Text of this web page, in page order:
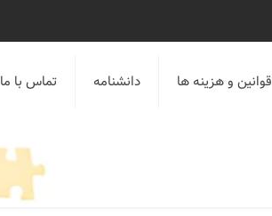
قوانین و هزینه ها دانشنامه تماس با ما